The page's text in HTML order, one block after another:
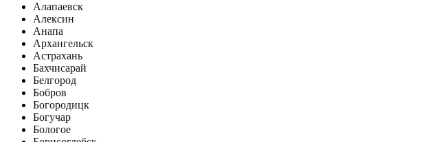
Алапаевск
Алексин
Анапа
Архангельск
Астрахань
Бахчисарай
Белгород
Бобров
Богородицк
Богучар
Бологое